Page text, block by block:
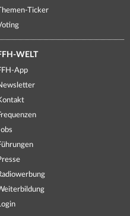
Ticker
WELT
App